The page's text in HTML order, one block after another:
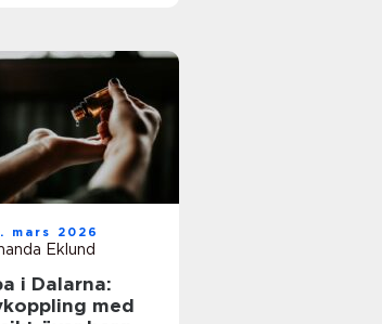
mars 2026
Eklund
i Dalarna:
med